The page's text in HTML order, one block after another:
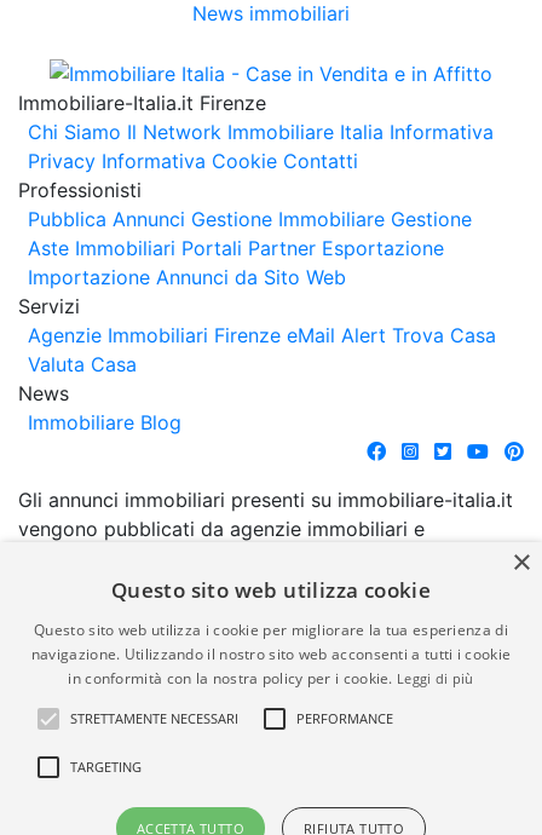
News immobiliari
Immobiliare-Italia.it Firenze
Chi Siamo Il Network Immobiliare Italia Informativa
Privacy Informativa Cookie Contatti
Professionisti
Pubblica Annunci Gestione Immobiliare Gestione
Aste Immobiliari Portali Partner Esportazione
Importazione Annunci da Sito Web
Servizi
Agenzie Immobiliari Firenze eMail Alert Trova Casa
Valuta Casa
News
Immobiliare Blog
Gli annunci immobiliari presenti su immobiliare-italia.it
vengono pubblicati da agenzie immobiliari e
comporta l'approvazione o l'avallo da parte di
garanzia da parte di quest'ultima. immobiliare-italia.it
quindi non è responsabile della veridicità, della
correttezza, della completezza, della normativa in
materia di privacy e/o di alcun altro aspetto dei
suddetti annunci.
© Copyright 2007 - 2026
Powered by
×
Questo sito web utilizza cookie
Questo sito web utilizza i cookie per migliorare la tua esperienza di
navigazione. Utilizzando il nostro sito web acconsenti a tutti i cookie
in conformità con la nostra policy per i cookie. Leggi di più
STRETTAMENTE NECESSARI PERFORMANCE
TARGETING
ACCETTA TUTTO RIFIUTA TUTTO